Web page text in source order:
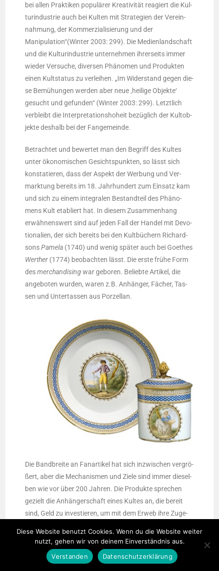
bei allen Prak­ti­ken popu­lä­rer Krea­ti­vi­tät reagiert die Kul­
tur­in­dus­trie auch bei Kul­ten mit Stra­te­gien der Ver­ein­
nah­mung, der Kom­mer­zia­li­sie­rung und der
Manipulation“(Winter 2003: 299). Die Medi­en­land­schaft
und die Kul­tur­in­dus­trie unter­neh­men ihrer­seits immer
wie­der Ver­su­che, diver­sen Phä­no­men und Pro­duk­ten
einen Kult­sta­tus zu ver­lei­hen. „Im Wider­stand gegen die­
se Bemü­hun­gen wer­den aber neue ‚hei­li­ge Objek­te‘
gesucht und gefun­den“ (Win­ter 2003: 299). Letzt­lich
ver­bleibt die Inter­pre­ta­ti­ons­ho­heit bezüg­lich der Kult­ob­
jek­te des­halb bei der Fangemeinde.
Betrach­tet und bewer­tet man den Begriff des Kul­tes
unter öko­no­mi­schen Gesichts­punk­ten, so lässt sich
kon­sta­tie­ren, dass der Aspekt der Wer­bung und Ver­
mark­tung bereits im 18. Jahr­hun­dert zum Ein­satz kam
und sich zu einem inte­gra­len Bestand­teil des Phä­no­
mens Kult eta­bliert hat. In die­sem Zusam­men­hang
erwäh­nens­wert sind auf jeden Fall der Han­del mit Devo­
tio­na­li­en, der sich bereits bei den Kult­bü­chern Richard­
sonsPame­la (1740) und wenig spä­ter auch bei Goe­thes
Wert­her (1774) beob­ach­ten lässt. Die ers­te frü­he Form
desmer­chan­di­singwar gebo­ren. Belieb­te Arti­kel, die
ange­bo­ten wur­den, waren z.B. Anhän­ger, Fächer, Tas­
sen und Unter­tas­sen aus Porzellan.
Die Band­brei­te an Fan­ar­ti­kel hat sich inzwi­schen ver­grö­
ßert, aber die Mecha­nis­men und Zie­le sind immer die­sel­
ben wie vor über 200 Jah­ren. Die Pro­duk­te spre­chen
gezielt die Anhän­ger­schaft eines Kul­tes an, die bereit
sind, Geld zu inves­tie­ren, um mit dem Erweb ihre Zuge­
zum Aus­druck zu brin­gen und sich gleich­zei­tig selbst zu
ver­ge­wis­sern, noch Teil der Gemein­schaft zu sein.
Erneut kommt man hier nicht umhin, auf die Funk­ti­on
Diese Website benutzt Cookies. Wenn du die Website weiter
nutzt, gehen wir von deinem Einverständnis aus.
Verstanden
Datenschutzerklärung